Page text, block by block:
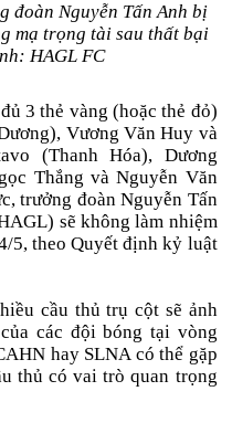
đoàn Nguyễn Tấn Anh bị
mạ trọng tài sau thất bại
HAGL FC
3 thẻ vàng (hoặc thẻ đỏ)
Vương Văn Huy và
(Thanh Hóa), Dương
Thắng và Nguyễn Văn
trưởng đoàn Nguyễn Tấn
sẽ không làm nhiệm
5, theo Quyết định kỷ luật
cầu thủ trụ cột sẽ ảnh
các đội bóng tại vòng
hay SLNA có thể gặp
thủ có vai trò quan trọng